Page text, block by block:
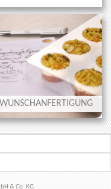
WUNSCHANFERTIGUNG
& Co. KG